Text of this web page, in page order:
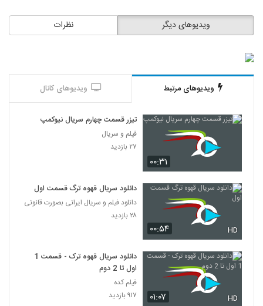
نظرات ویدیوهای دیگر
ویدیوهای مرتبط ویدیوهای کانال
۰۰:۳۱
تیزر قسمت چهارم سریال نیوکمپ
فیلم و سریال
۲۷ بازدید
۰۰:۵۴ HD
دانلود سریال قهوه ترگ قسمت اول
دانلود فیلم و سریال ایرانی بصورت قانونی
۲۸ بازدید
۰۱:۰۷ HD
دانلود سریال قهوه ترک - قسمت 1
اول تا 2 دوم
فیلم کده
۹۱۷ بازدید